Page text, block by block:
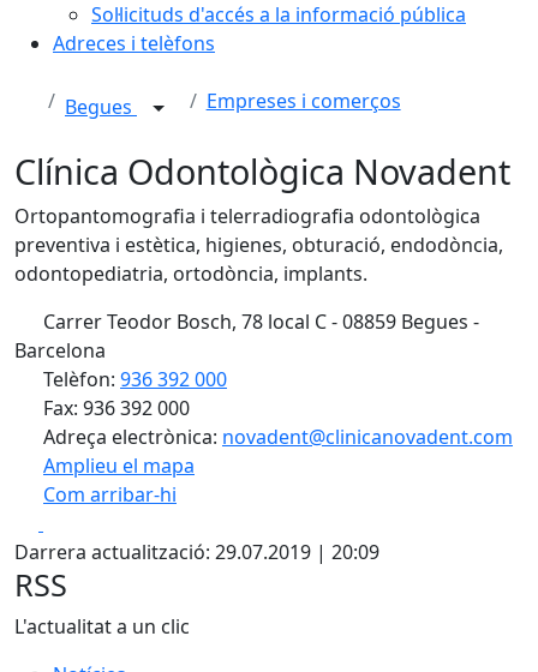
Sol·licituds d'accés a la informació pública
Adreces i telèfons
Begues Empreses i comerços
Clínica Odontològica Novadent
Ortopantomografia i telerradiografia odontològica
preventiva i estètica, higienes, obturació, endodòncia,
odontopediatria, ortodòncia, implants.
Carrer Teodor Bosch, 78 local C - 08859 Begues -
Barcelona
Telèfon: 936 392 000
Fax: 936 392 000
Adreça electrònica: novadent@clinicanovadent.com
Amplieu el mapa
Com arribar-hi
+
−
Darrera actualització: 29.07.2019 | 20:09
RSS
L'actualitat a un clic